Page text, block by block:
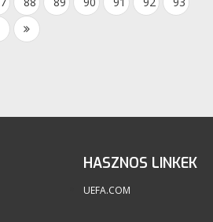
HASZNOS LINKEK
UEFA.COM